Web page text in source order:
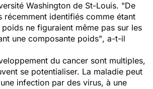
Washington de St-Louis. "De
récemment identifiés comme étant
ne figuraient même pas sur les
une composante poids", a-t-il
du cancer sont multiples,
se potentialiser. La maladie peut
infection par des virus, à une